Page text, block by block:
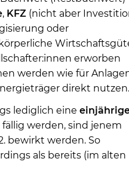
, KFZ (nicht aber
oder
erworben
werden wie für
direkt nutzen.
lediglich eine
werden, sind jenem
bewirkt werden. So
als bereits (im alten